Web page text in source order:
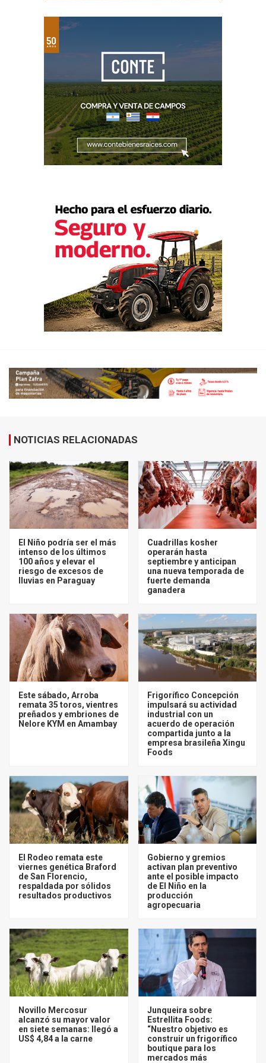
NOTICIAS RELACIONADAS
El Niño podría ser el más
intenso de los últimos
100 años y elevar el
riesgo de excesos de
lluvias en Paraguay
Cuadrillas kosher
operarán hasta
septiembre y anticipan
una nueva temporada de
fuerte demanda
ganadera
Este sábado, Arroba
remata 35 toros, vientres
preñados y embriones de
Nelore KYM en Amambay
Frigorífico Concepción
impulsará su actividad
industrial con un
acuerdo de operación
compartida junto a la
empresa brasileña Xingu
Foods
El Rodeo remata este
viernes genética Braford
de San Florencio,
respaldada por sólidos
resultados productivos
Gobierno y gremios
activan plan preventivo
ante el posible impacto
de El Niño en la
producción
agropecuaria
Novillo Mercosur
alcanzó su mayor valor
en siete semanas: llegó a
US$ 4,84 a la carne
Junqueira sobre
Estrellita Foods:
“Nuestro objetivo es
construir un frigorífico
boutique para los
mercados más